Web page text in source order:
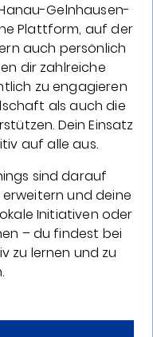
Gelnhausen-
Plattform, auf der
auch persönlich
dir zahlreiche
zu engagieren
als auch die
Dein Einsatz
auf alle aus.
sind darauf
und deine
Initiativen oder
– du findest bei
zu lernen und zu